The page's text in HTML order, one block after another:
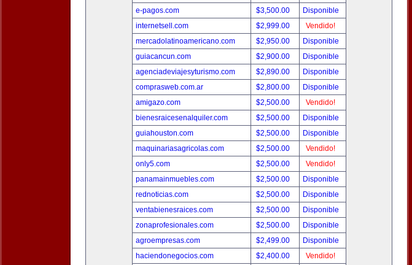
e-pagos.com
$3,500.00
Disponible
internetsell.com
$2,999.00
Vendido!
mercadolatinoamericano.com
$2,950.00
Disponible
guiacancun.com
$2,900.00
Disponible
agenciadeviajesyturismo.com
$2,890.00
Disponible
comprasweb.com.ar
$2,800.00
Disponible
amigazo.com
$2,500.00
Vendido!
bienesraicesenalquiler.com
$2,500.00
Disponible
guiahouston.com
$2,500.00
Disponible
maquinariasagricolas.com
$2,500.00
Vendido!
only5.com
$2,500.00
Vendido!
panamainmuebles.com
$2,500.00
Disponible
rednoticias.com
$2,500.00
Disponible
ventabienesraices.com
$2,500.00
Disponible
zonaprofesionales.com
$2,500.00
Disponible
agroempresas.com
$2,499.00
Disponible
haciendonegocios.com
$2,400.00
Vendido!